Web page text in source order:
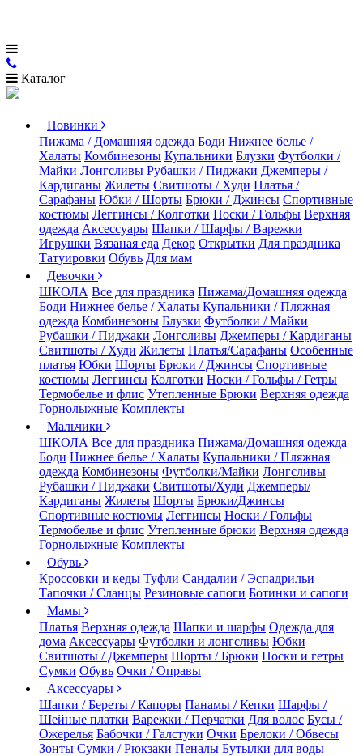
Каталог
Новинки
Пижама / Домашняя одежда Боди Нижнее белье /
Халаты Комбинезоны Купальники Блузки Футболки /
Майки Лонгсливы Рубашки / Пиджаки Джемперы /
Кардиганы Жилеты Свитшоты / Худи Платья /
Сарафаны Юбки / Шорты Брюки / Джинсы Спортивные
костюмы Леггинсы / Колготки Носки / Гольфы Верхняя
одежда Аксессуары Шапки / Шарфы / Варежки
Игрушки Вязаная еда Декор Открытки Для праздника
Татуировки Обувь Для мам
Девочки
ШКОЛА Все для праздника Пижама/Домашняя одежда
Боди Нижнее белье / Халаты Купальники / Пляжная
одежда Комбинезоны Блузки Футболки / Майки
Рубашки / Пиджаки Лонгсливы Джемперы / Кардиганы
Свитшоты / Худи Жилеты Платья/Сарафаны Особенные
платья Юбки Шорты Брюки / Джинсы Спортивные
костюмы Леггинсы Колготки Носки / Гольфы / Гетры
Термобелье и флис Утепленные Брюки Верхняя одежда
Горнолыжные Комплекты
Мальчики
ШКОЛА Все для праздника Пижама/Домашняя одежда
Боди Нижнее белье / Халаты Купальники / Пляжная
одежда Комбинезоны Футболки/Майки Лонгсливы
Рубашки / Пиджаки Свитшоты/Худи Джемперы/
Кардиганы Жилеты Шорты Брюки/Джинсы
Спортивные костюмы Леггинсы Носки / Гольфы
Термобелье и флис Утепленные брюки Верхняя одежда
Горнолыжные Комплекты
Обувь
Кроссовки и кеды Туфли Сандалии / Эспадрильи
Тапочки / Сланцы Резиновые сапоги Ботинки и сапоги
Мамы
Платья Верхняя одежда Шапки и шарфы Одежда для
дома Аксессуары Футболки и лонгсливы Юбки
Свитшоты / Джемперы Шорты / Брюки Носки и гетры
Сумки Обувь Очки / Оправы
Аксессуары
Шапки / Береты / Капоры Панамы / Кепки Шарфы /
Шейные платки Варежки / Перчатки Для волос Бусы /
Ожерелья Бабочки / Галстуки Очки Брелоки / Обвесы
Зонты Сумки / Рюкзаки Пеналы Бутылки для воды